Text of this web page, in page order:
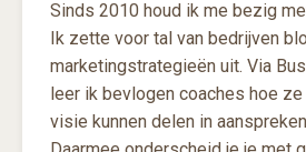
Sinds 2010 houd ik me bezig
Ik zette voor tal van bedrijven
marketingstrategieën uit. Via
leer ik bevlogen coaches hoe ze
visie kunnen delen in